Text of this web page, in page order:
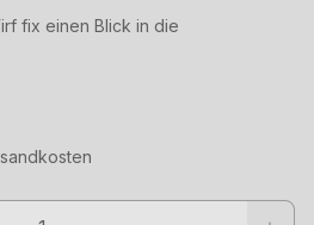
fix einen Blick in die
Wert ein oder benutze die